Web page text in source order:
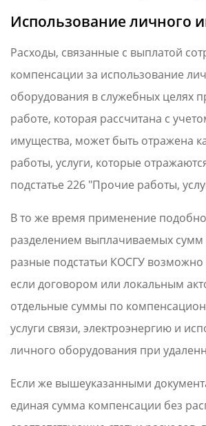
Использование личного
Расходы, связанные с выплатой
компенсации за использование
оборудования в служебных целях
работе, которая рассчитана с
имущества, может быть отражена
работы, услуги, которые
подстатье 226 "Прочие работы,
В то же время применение
разделением выплачиваемых
разные подстатьи КОСГУ возможно
если договором или локальным
отдельные суммы по
услуги связи, электроэнергию и
личного оборудования при
Если же вышеуказанными
единая сумма компенсации без